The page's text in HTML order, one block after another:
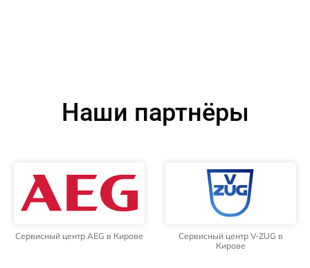
Наши партнёры
Сервисный центр AEG в Кирове
Сервисный центр V-ZUG в
Кирове